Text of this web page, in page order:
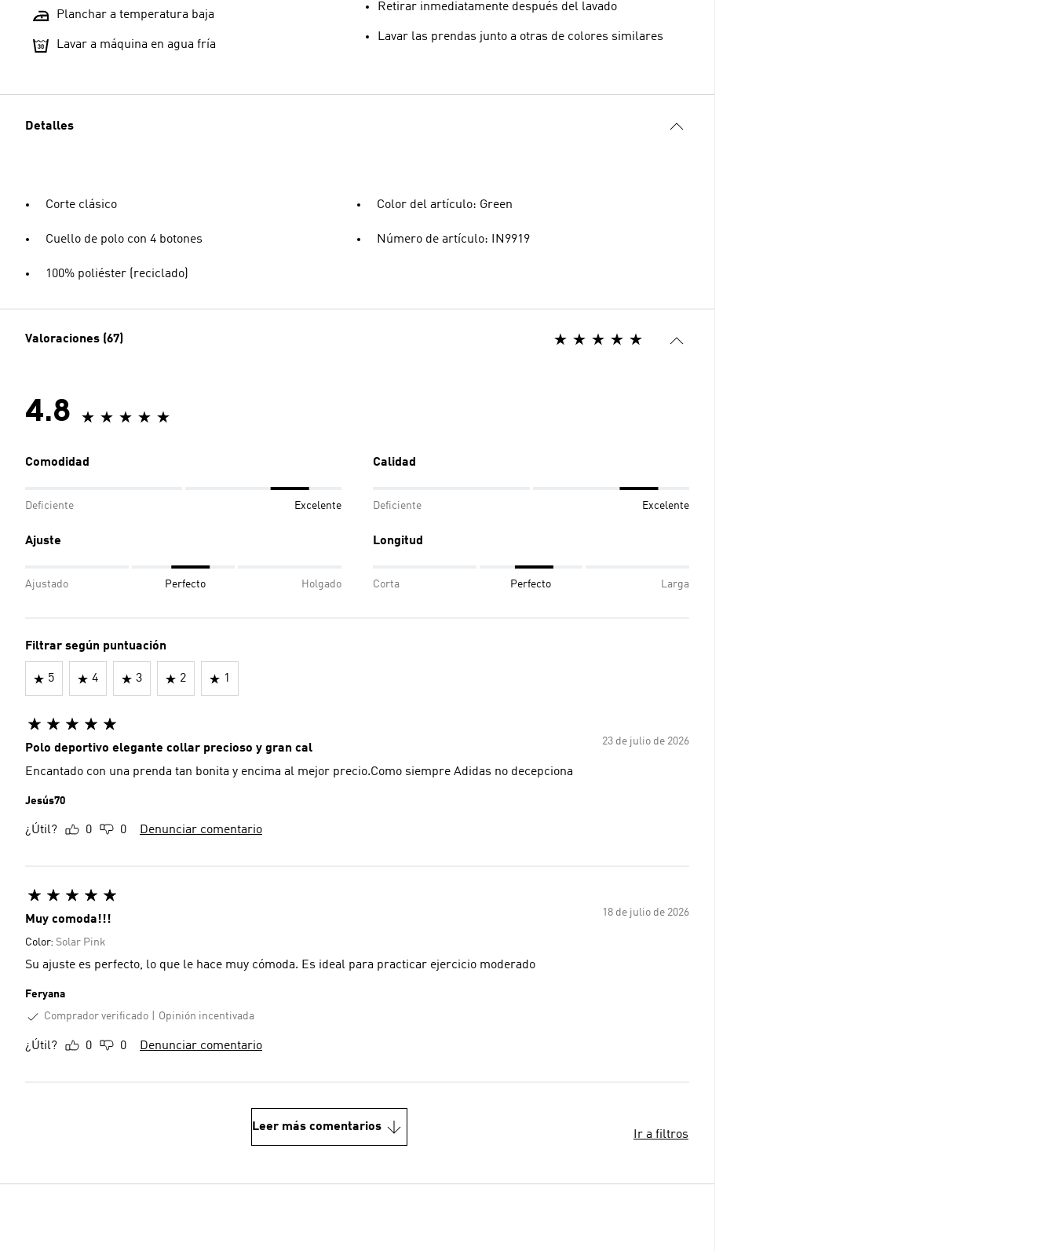
Planchar a temperatura baja
Lavar a máquina en agua fría
Retirar inmediatamente después del lavado
Lavar las prendas junto a otras de colores similares
Detalles
Corte clásico
Cuello de polo con 4 botones
100% poliéster (reciclado)
Color del artículo: Green
Número de artículo: IN9919
Valoraciones (67)
4.8
Comodidad
Deficiente Excelente
Calidad
Deficiente Excelente
Ajuste
Ajustado Perfecto Holgado
Longitud
Corta Perfecto Larga
Filtrar según puntuación
5 4 3 2 1
23 de julio de 2026
Polo deportivo elegante collar precioso y gran cal
Encantado con una prenda tan bonita y encima al mejor precio.Como siempre Adidas no decepciona
Jesús70
¿Útil? 0 0 Denunciar comentario
18 de julio de 2026
Muy comoda!!!
Color: Solar Pink
Su ajuste es perfecto, lo que le hace muy cómoda. Es ideal para practicar ejercicio moderado
Feryana
Comprador verificado
Opinión incentivada
¿Útil? 0 0 Denunciar comentario
Leer más comentarios
Ir a filtros